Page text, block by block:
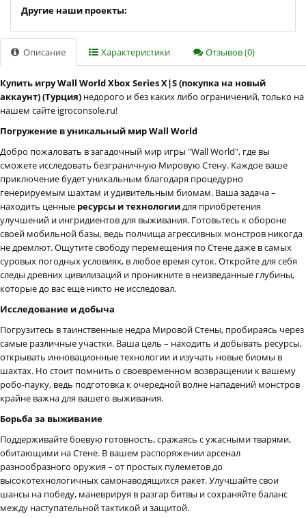
Другие наши проекты:
Описание Характеристики Отзывов (0)
Купить игру Wall World Xbox Series X|S (покупка на новый
аккаунт) (Турция) недорого и без каких либо ограничений, только на
нашем сайте igroconsole.ru!
Погружение в уникальный мир Wall World
Добро пожаловать в загадочный мир игры "Wall World", где вы
сможете исследовать безграничную Мировую Стену. Каждое ваше
приключение будет уникальным благодаря процедурно
генерируемым шахтам и удивительным биомам. Ваша задача –
находить ценные ресурсы и технологиидля приобретения
улучшений и ингридиентов для выживания. Готовьтесь к обороне
своей мобильной базы, ведь полчища агрессивных монстров никогда
не дремлют. Ощутите свободу перемещения по Стене даже в самых
суровых погодных условиях, в любое время суток. Откройте для себя
следы древних цивилизаций и проникните в неизведанные глубины,
которые до вас ещё никто не исследовал.
Исследование и добыча
Погрузитесь в таинственные недра Мировой Стены, пробираясь через
самые различные участки. Ваша цель – находить и добывать ресурсы,
открывать инновационные технологии и изучать новые биомы в
шахтах. Но стоит помнить о своевременном возвращении к вашему
робо-пауку, ведь подготовка к очередной волне нападений монстров
крайне важна для вашего выживания.
Борьба за выживание
Поддерживайте боевую готовность, сражаясь с ужасными тварями,
обитающими на Стене. В вашем распоряжении арсенал
разнообразного оружия – от простых пулеметов до
высокотехнологичных самонаводящихся ракет. Улучшайте свои
шансы на победу, маневрируя в разгар битвы и сохраняйте баланс
между наступательной тактикой и защитой.